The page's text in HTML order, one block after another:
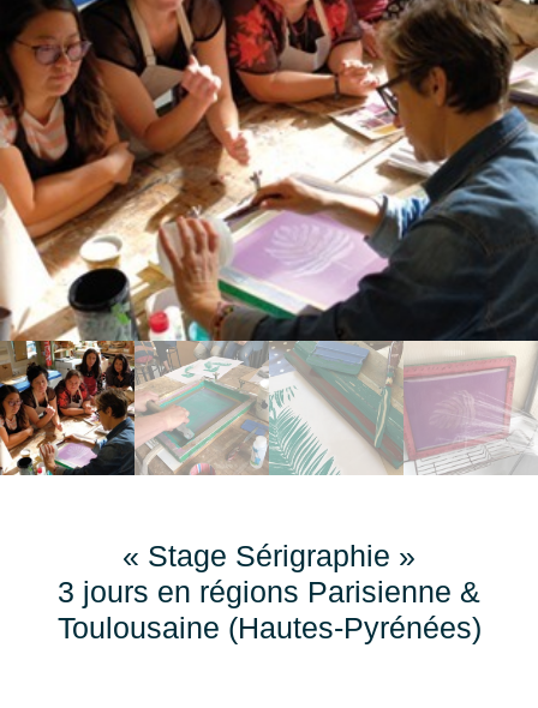
« Stage Sérigraphie »
3 jours en régions Parisienne &
Toulousaine (Hautes-Pyrénées)